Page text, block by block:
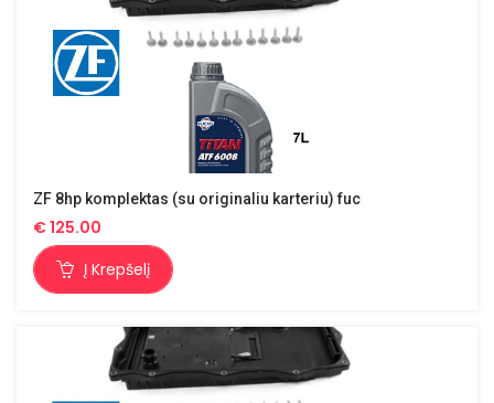
ZF 8hp komplektas (su originaliu karteriu) fuc
€125.00
Į Krepšelį